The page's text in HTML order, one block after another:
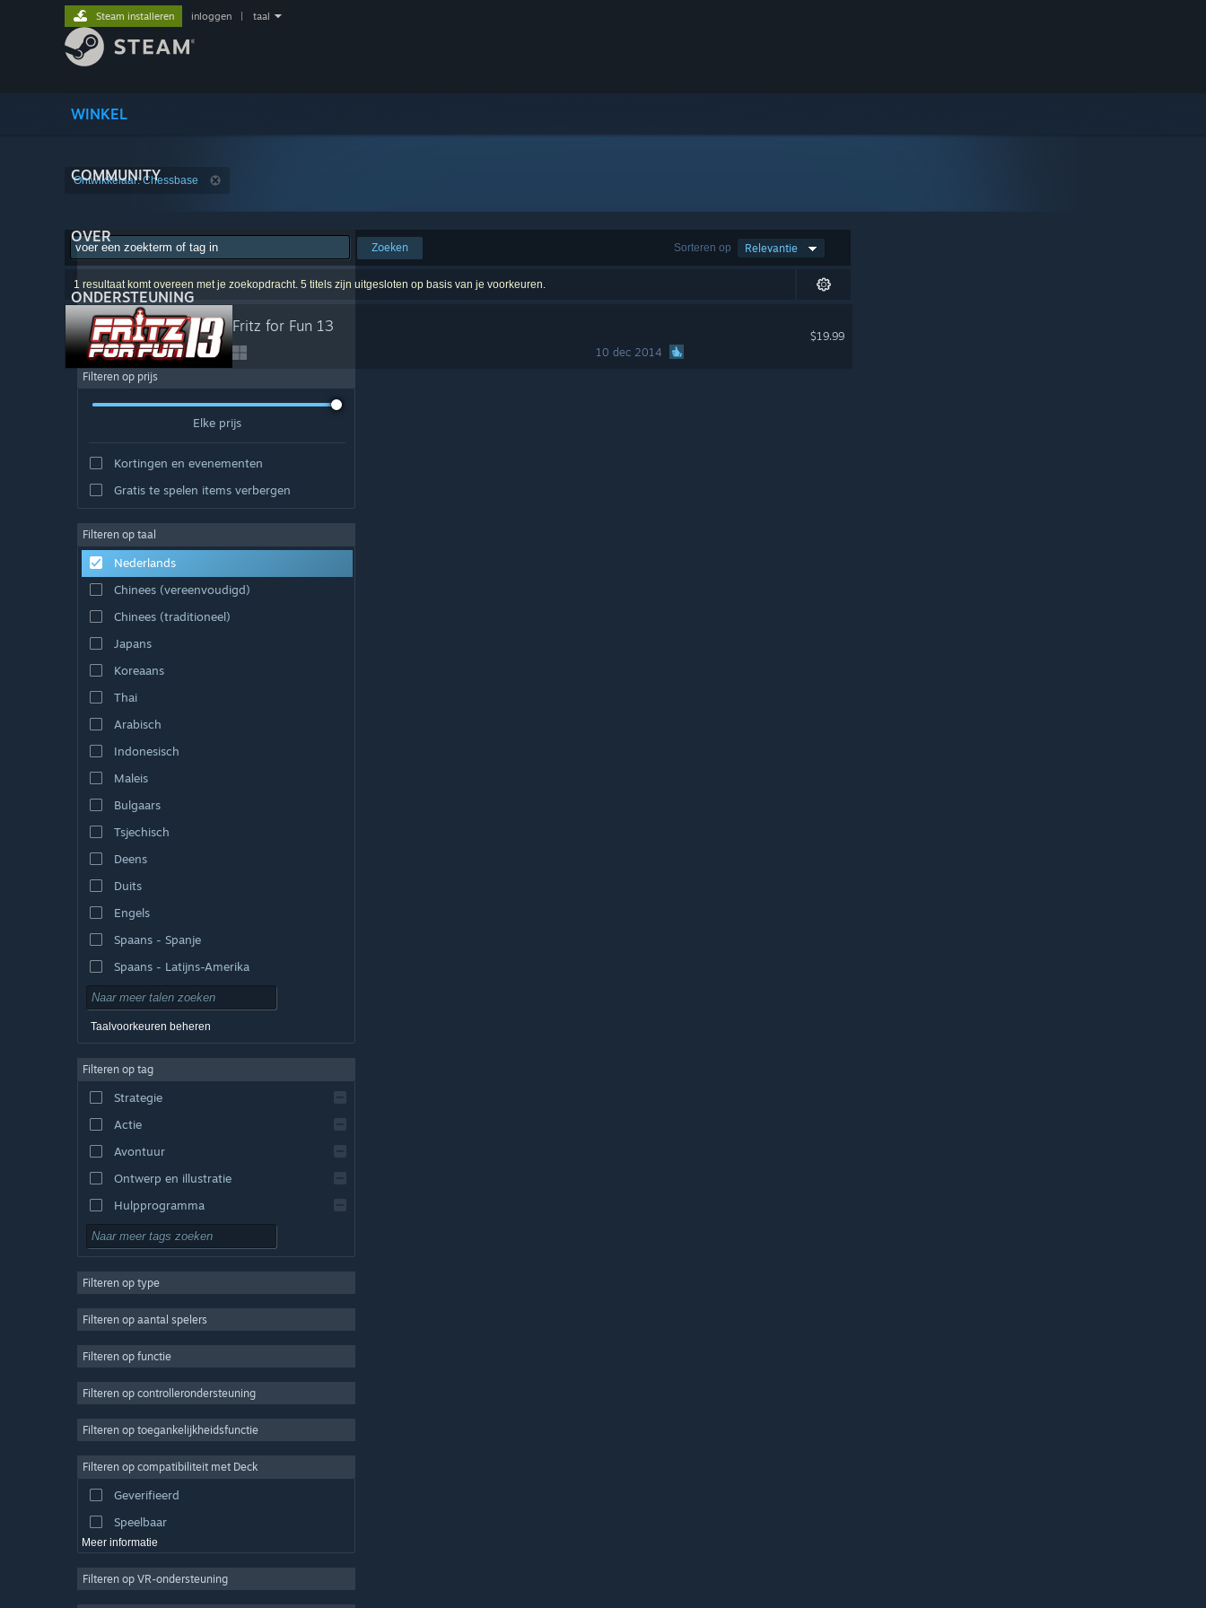
WINKEL
COMMUNITY
OVER
ONDERSTEUNING
Steam installeren inloggen taal
Ontwikkelaar: Chessbase
Sorteren op Relevantie
Zoeken
1 resultaat komt overeen met je zoekopdracht. 5 titels zijn uitgesloten op basis van je voorkeuren.
Fritz for Fun 13
10 dec 2014
$19.99
Filteren op prijs
Elke prijs
Kortingen en evenementen
Gratis te spelen items verbergen
Filteren op taal
Nederlands
Chinees (vereenvoudigd)
Chinees (traditioneel)
Japans
Koreaans
Thai
Arabisch
Indonesisch
Maleis
Bulgaars
Tsjechisch
Deens
Duits
Engels
Spaans - Spanje
Spaans - Latijns-Amerika
Taalvoorkeuren beheren
Filteren op tag
Strategie
Actie
Avontuur
Ontwerp en illustratie
Hulpprogramma
Gratis te spelen
MMO
Casual
Sim
Videoproductie
Fotobewerking
Filteren op type
Filteren op aantal spelers
Filteren op functie
Filteren op controllerondersteuning
Filteren op toegankelijkheidsfunctie
Filteren op compatibiliteit met Deck
Geverifieerd
Speelbaar
Meer informatie
Filteren op VR-ondersteuning